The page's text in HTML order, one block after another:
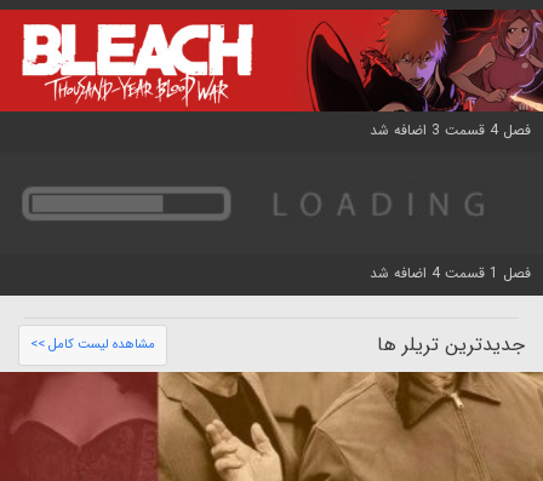
فصل 4 قسمت 3 اضافه شد
فصل 1 قسمت 4 اضافه شد
جدیدترین تریلر ها مشاهده لیست کامل >>